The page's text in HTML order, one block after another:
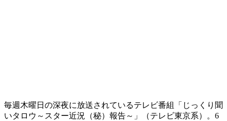
毎週木曜日の深夜に放送されているテレビ番組「じっくり聞
いタロウ～スター近況（秘）報告～」（テレビ東京系）。6